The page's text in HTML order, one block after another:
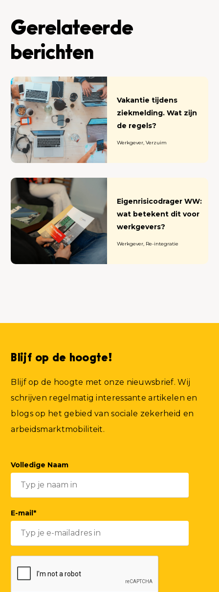
Gerelateerde
berichten
Vakantie tijdens
ziekmelding. Wat zijn
de regels?
Werkgever, Verzuim
Eigenrisicodrager WW:
wat betekent dit voor
werkgevers?
Werkgever, Re-integratie
Blijf op de hoogte!
Blijf op de hoogte met onze nieuwsbrief. Wij
schrijven regelmatig interessante artikelen en
blogs op het gebied van sociale zekerheid en
arbeidsmarktmobiliteit.
Volledige Naam
E-mail*